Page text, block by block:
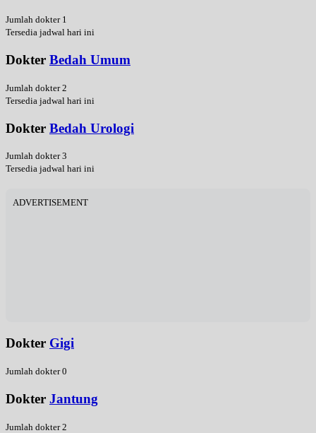
Jumlah dokter 1
Tersedia jadwal hari ini
Dokter Bedah Umum
Jumlah dokter 2
Tersedia jadwal hari ini
Dokter Bedah Urologi
Jumlah dokter 3
Tersedia jadwal hari ini
ADVERTISEMENT
Dokter Gigi
Jumlah dokter 0
Dokter Jantung
Jumlah dokter 2